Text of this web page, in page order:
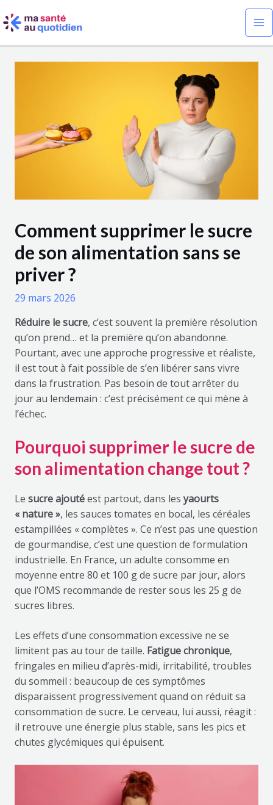
au
Comment supprimer le sucre
de son alimentation sans se
priver ?
29 mars 2026
Réduire le sucre, c’est souvent la première résolution
qu’on prend… et la première qu’on abandonne.
Pourtant, avec une approche progressive et réaliste,
il est tout à fait possible de s’en libérer sans vivre
dans la frustration. Pas besoin de tout arrêter du
jour au lendemain : c’est précisément ce qui mène à
l’échec.
Pourquoi supprimer le sucre de
son alimentation change tout ?
Le sucre ajoutéest partout, dans les yaourts
« nature », les sauces tomates en bocal, les céréales
estampillées « complètes ». Ce n’est pas une question
de gourmandise, c’est une question de formulation
industrielle. En France, un adulte consomme en
moyenne entre 80 et 100 g de sucre par jour, alors
que l’OMS recommande de rester sous les 25 g de
sucres libres.
Les effets d’une consommation excessive ne se
limitent pas au tour de taille. Fatigue chronique,
fringales en milieu d’après-midi, irritabilité, troubles
du sommeil : beaucoup de ces symptômes
disparaissent progressivement quand on réduit sa
consommation de sucre. Le cerveau, lui aussi, réagit :
il retrouve une énergie plus stable, sans les pics et
chutes glycémiques qui épuisent.
des